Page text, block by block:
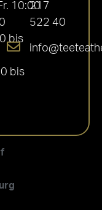
10:00
bis
bis
217
522 40